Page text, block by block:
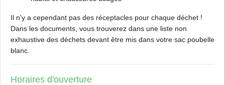
Il n'y a cependant pas des réceptacles pour chaque déchet !
Dans les documents, vous trouverez dans une liste non
exhaustive des déchets devant être mis dans votre sac poubelle
blanc.
Horaires d'ouverture